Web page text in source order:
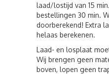
laad/lostijd van 15
bestellingen 30 min.
doorberekend! Extra
helaas berekenen.
Laad- en losplaat
Wij brengen geen
boven, lopen geen